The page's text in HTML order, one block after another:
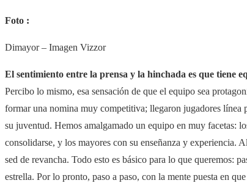
Foto :
Dimayor – Imagen Vizzor
El sentimiento entre la prensa y la hinchada es que tiene
Percibo lo mismo, esa sensación de que el equipo sea
formar una nomina muy competitiva; llegaron jugadores
su juventud. Hemos amalgamado un equipo en muy facetas:
consolidarse, y los mayores con su enseñanza y experiencia.
sed de revancha. Todo esto es básico para lo que queremos:
estrella. Por lo pronto, paso a paso, con la mente puesta en